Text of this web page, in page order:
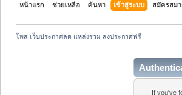
หน้าแรก ช่วยเหลือ ค้นหา เข้าสู่ระบบ สมัครสม
โพส เว็บประกาศลด แหล่งรวม ลงประกาศฟรี
If you've